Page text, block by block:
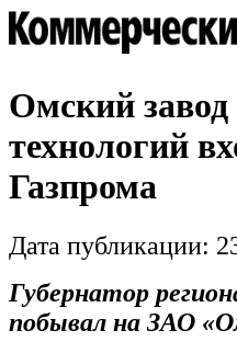
Омский
технологий
Газпрома
Дата публикации:
Губернатор
побывал на ЗАО